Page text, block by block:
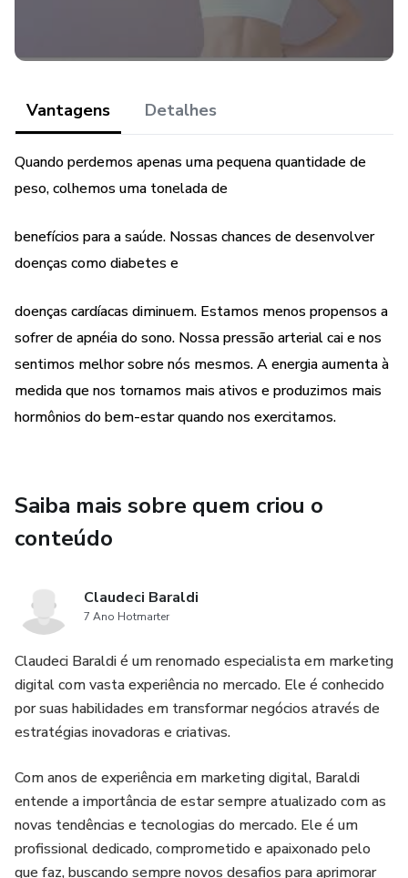
Vantagens Detalhes
Quando perdemos apenas uma pequena quantidade de
peso, colhemos uma tonelada de
benefícios para a saúde. Nossas chances de desenvolver
doenças como diabetes e
doenças cardíacas diminuem. Estamos menos propensos a
sofrer de apnéia do sono. Nossa pressão arterial cai e nos
sentimos melhor sobre nós mesmos. A energia aumenta à
medida que nos tornamos mais ativos e produzimos mais
hormônios do bem-estar quando nos exercitamos.
Saiba mais sobre quem criou o
conteúdo
Claudeci Baraldi
7 Ano Hotmarter
Claudeci Baraldi é um renomado especialista em marketing
digital com vasta experiência no mercado. Ele é conhecido
por suas habilidades em transformar negócios através de
estratégias inovadoras e criativas.
Com anos de experiência em marketing digital, Baraldi
entende a importância de estar sempre atualizado com as
novas tendências e tecnologias do mercado. Ele é um
profissional dedicado, comprometido e apaixonado pelo
que faz, buscando sempre novos desafios para aprimorar